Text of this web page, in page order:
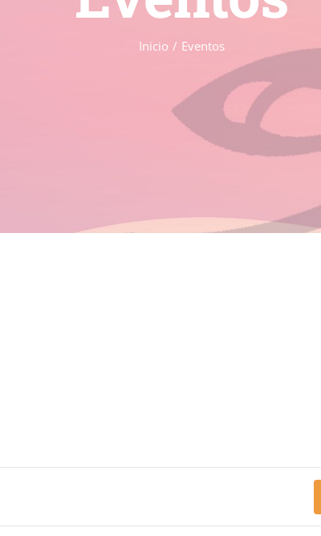
Inicio Eventos